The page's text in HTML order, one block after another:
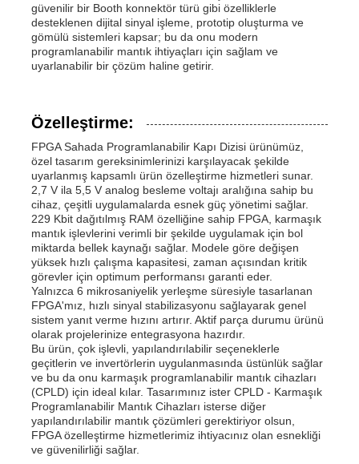
güvenilir bir Booth konnektör türü gibi özelliklerle
desteklenen dijital sinyal işleme, prototip oluşturma ve
gömülü sistemleri kapsar; bu da onu modern
programlanabilir mantık ihtiyaçları için sağlam ve
uyarlanabilir bir çözüm haline getirir.
Özelleştirme:
FPGA Sahada Programlanabilir Kapı Dizisi ürünümüz,
özel tasarım gereksinimlerinizi karşılayacak şekilde
uyarlanmış kapsamlı ürün özelleştirme hizmetleri sunar.
2,7 V ila 5,5 V analog besleme voltajı aralığına sahip bu
cihaz, çeşitli uygulamalarda esnek güç yönetimi sağlar.
229 Kbit dağıtılmış RAM özelliğine sahip FPGA, karmaşık
mantık işlevlerini verimli bir şekilde uygulamak için bol
miktarda bellek kaynağı sağlar. Modele göre değişen
yüksek hızlı çalışma kapasitesi, zaman açısından kritik
görevler için optimum performansı garanti eder.
Yalnızca 6 mikrosaniyelik yerleşme süresiyle tasarlanan
FPGA'mız, hızlı sinyal stabilizasyonu sağlayarak genel
sistem yanıt verme hızını artırır. Aktif parça durumu ürünü
olarak projelerinize entegrasyona hazırdır.
Bu ürün, çok işlevli, yapılandırılabilir seçeneklerle
geçitlerin ve invertörlerin uygulanmasında üstünlük sağlar
ve bu da onu karmaşık programlanabilir mantık cihazları
(CPLD) için ideal kılar. Tasarımınız ister CPLD - Karmaşık
Programlanabilir Mantık Cihazları isterse diğer
yapılandırılabilir mantık çözümleri gerektiriyor olsun,
FPGA özelleştirme hizmetlerimiz ihtiyacınız olan esnekliği
ve güvenilirliği sağlar.